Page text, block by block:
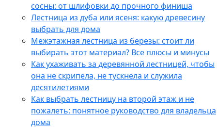
сосны: от шлифовки до прочного финиша
Лестница из дуба или ясеня: какую древесину
выбрать для дома
Межэтажная лестница из березы: стоит ли
выбирать этот материал? Все плюсы и минусы
Как ухаживать за деревянной лестницей, чтобы
она не скрипела, не тускнела и служила
десятилетиями
Как выбрать лестницу на второй этаж и не
пожалеть: понятное руководство для владельца
дома